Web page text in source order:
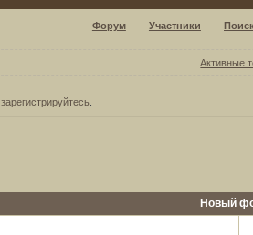
Форум Участники
Активные
зарегистрируйтесь.
Новый